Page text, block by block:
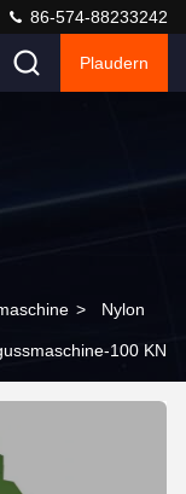
86-574-88233242
Plaudern
> Nylon
100 KN